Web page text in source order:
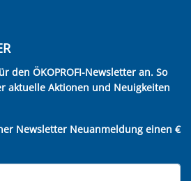
den ÖKOPROFI-Newsletter an. So
aktuelle Aktionen und Neuigkeiten
Newsletter Neuanmeldung einen €